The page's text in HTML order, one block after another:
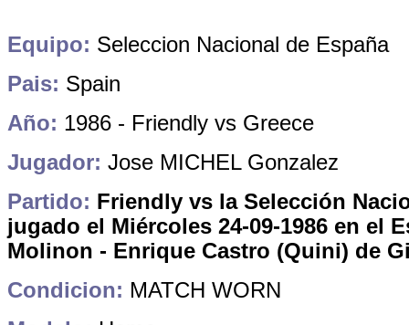
Equipo: Seleccion Nacional de España
Pais: Spain
Año: 1986 - Friendly vs Greece
Jugador: Jose MICHEL Gonzalez
Partido: Friendly vs la Selección
jugado el Miércoles 24-09-1986 en el
Molinon - Enrique Castro (Quini) de
Condicion: MATCH WORN